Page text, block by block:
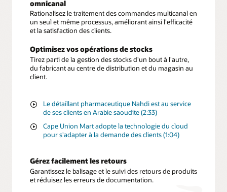
omnicanal
Rationalisez le traitement des commandes multicanal en
un seul et même processus, améliorant ainsi l'efficacité
et la satisfaction des clients.
Optimisez vos opérations de stocks
Tirez parti de la gestion des stocks d'un bout à l'autre,
du fabricant au centre de distribution et du magasin au
client.
Le détaillant pharmaceutique Nahdi est au service
de ses clients en Arabie saoudite (2:33)
Cape Union Mart adopte la technologie du cloud
pour s'adapter à la demande des clients (1:04)
Gérez facilement les retours
Garantissez le balisage et le suivi des retours de produits
et réduisez les erreurs de documentation.